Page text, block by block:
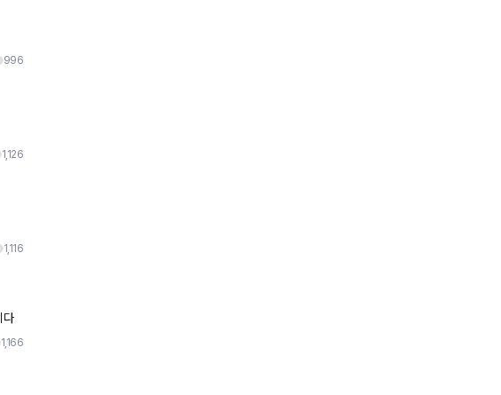
996
1,126
1,116
다
1,166